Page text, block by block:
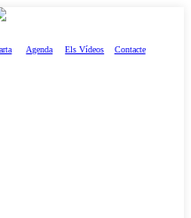
Agenda Els Vídeos Contacte